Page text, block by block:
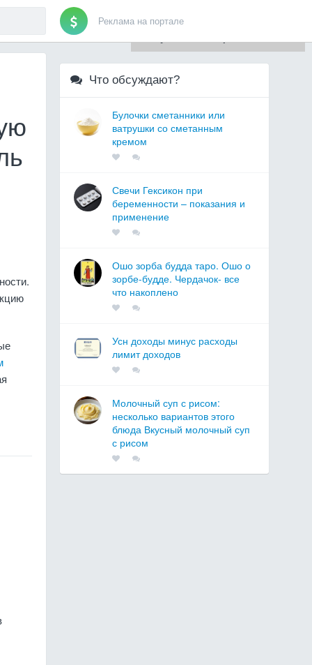
Реклама на портале
Что обсуждают?
Булочки сметанники или
ватрушки со сметанным
кремом
Свечи Гексикон при
беременности – показания и
применение
Ошо зорба будда таро. Ошо о
зорбе-будде. Чердачок- все
что накоплено
Усн доходы минус расходы
лимит доходов
Молочный суп с рисом:
несколько вариантов этого
блюда Вкусный молочный суп
с рисом
Для любых предложений по